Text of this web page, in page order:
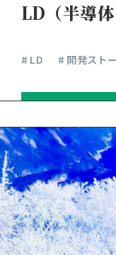
LD（半導体
# LD # 開発スト